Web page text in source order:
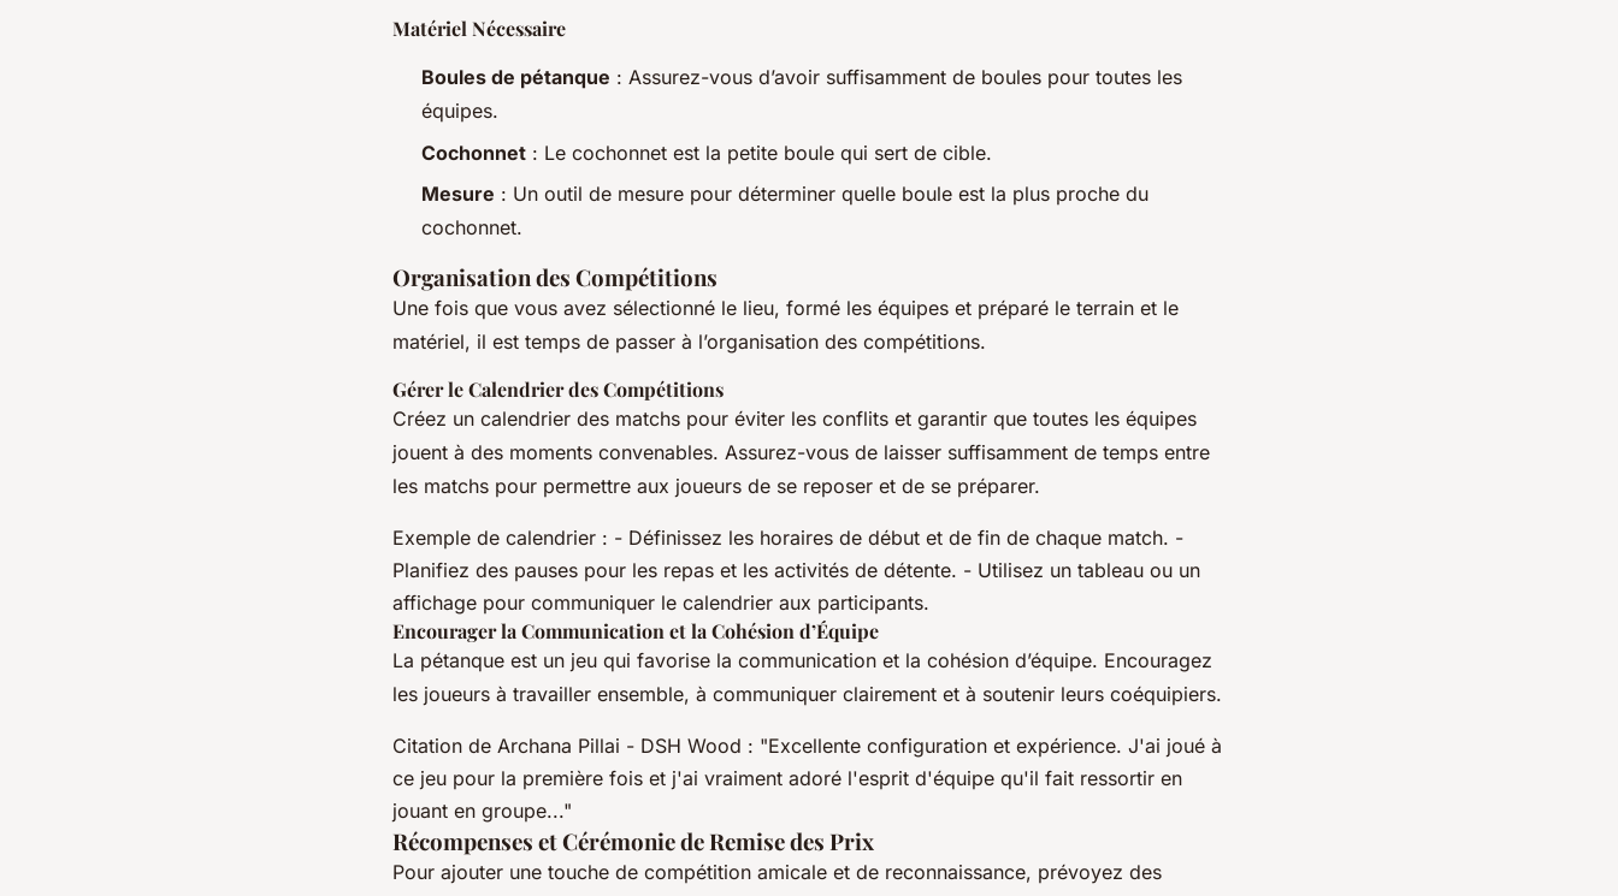
Matériel Nécessaire
Boules de pétanque : Assurez-vous d’avoir suffisamment de boules pour toutes les
équipes.
Cochonnet : Le cochonnet est la petite boule qui sert de cible.
Mesure : Un outil de mesure pour déterminer quelle boule est la plus proche du
cochonnet.
Organisation des Compétitions
Une fois que vous avez sélectionné le lieu, formé les équipes et préparé le terrain et le
matériel, il est temps de passer à l’organisation des compétitions.
Gérer le Calendrier des Compétitions
Créez un calendrier des matchs pour éviter les conflits et garantir que toutes les équipes
jouent à des moments convenables. Assurez-vous de laisser suffisamment de temps entre
les matchs pour permettre aux joueurs de se reposer et de se préparer.
Exemple de calendrier : - Définissez les horaires de début et de fin de chaque match. -
Planifiez des pauses pour les repas et les activités de détente. - Utilisez un tableau ou un
affichage pour communiquer le calendrier aux participants.
Encourager la Communication et la Cohésion d’Équipe
La pétanque est un jeu qui favorise la communication et la cohésion d’équipe. Encouragez
les joueurs à travailler ensemble, à communiquer clairement et à soutenir leurs coéquipiers.
Citation de Archana Pillai - DSH Wood : "Excellente configuration et expérience. J'ai joué à
ce jeu pour la première fois et j'ai vraiment adoré l'esprit d'équipe qu'il fait ressortir en
jouant en groupe..."
Récompenses et Cérémonie de Remise des Prix
Pour ajouter une touche de compétition amicale et de reconnaissance, prévoyez des